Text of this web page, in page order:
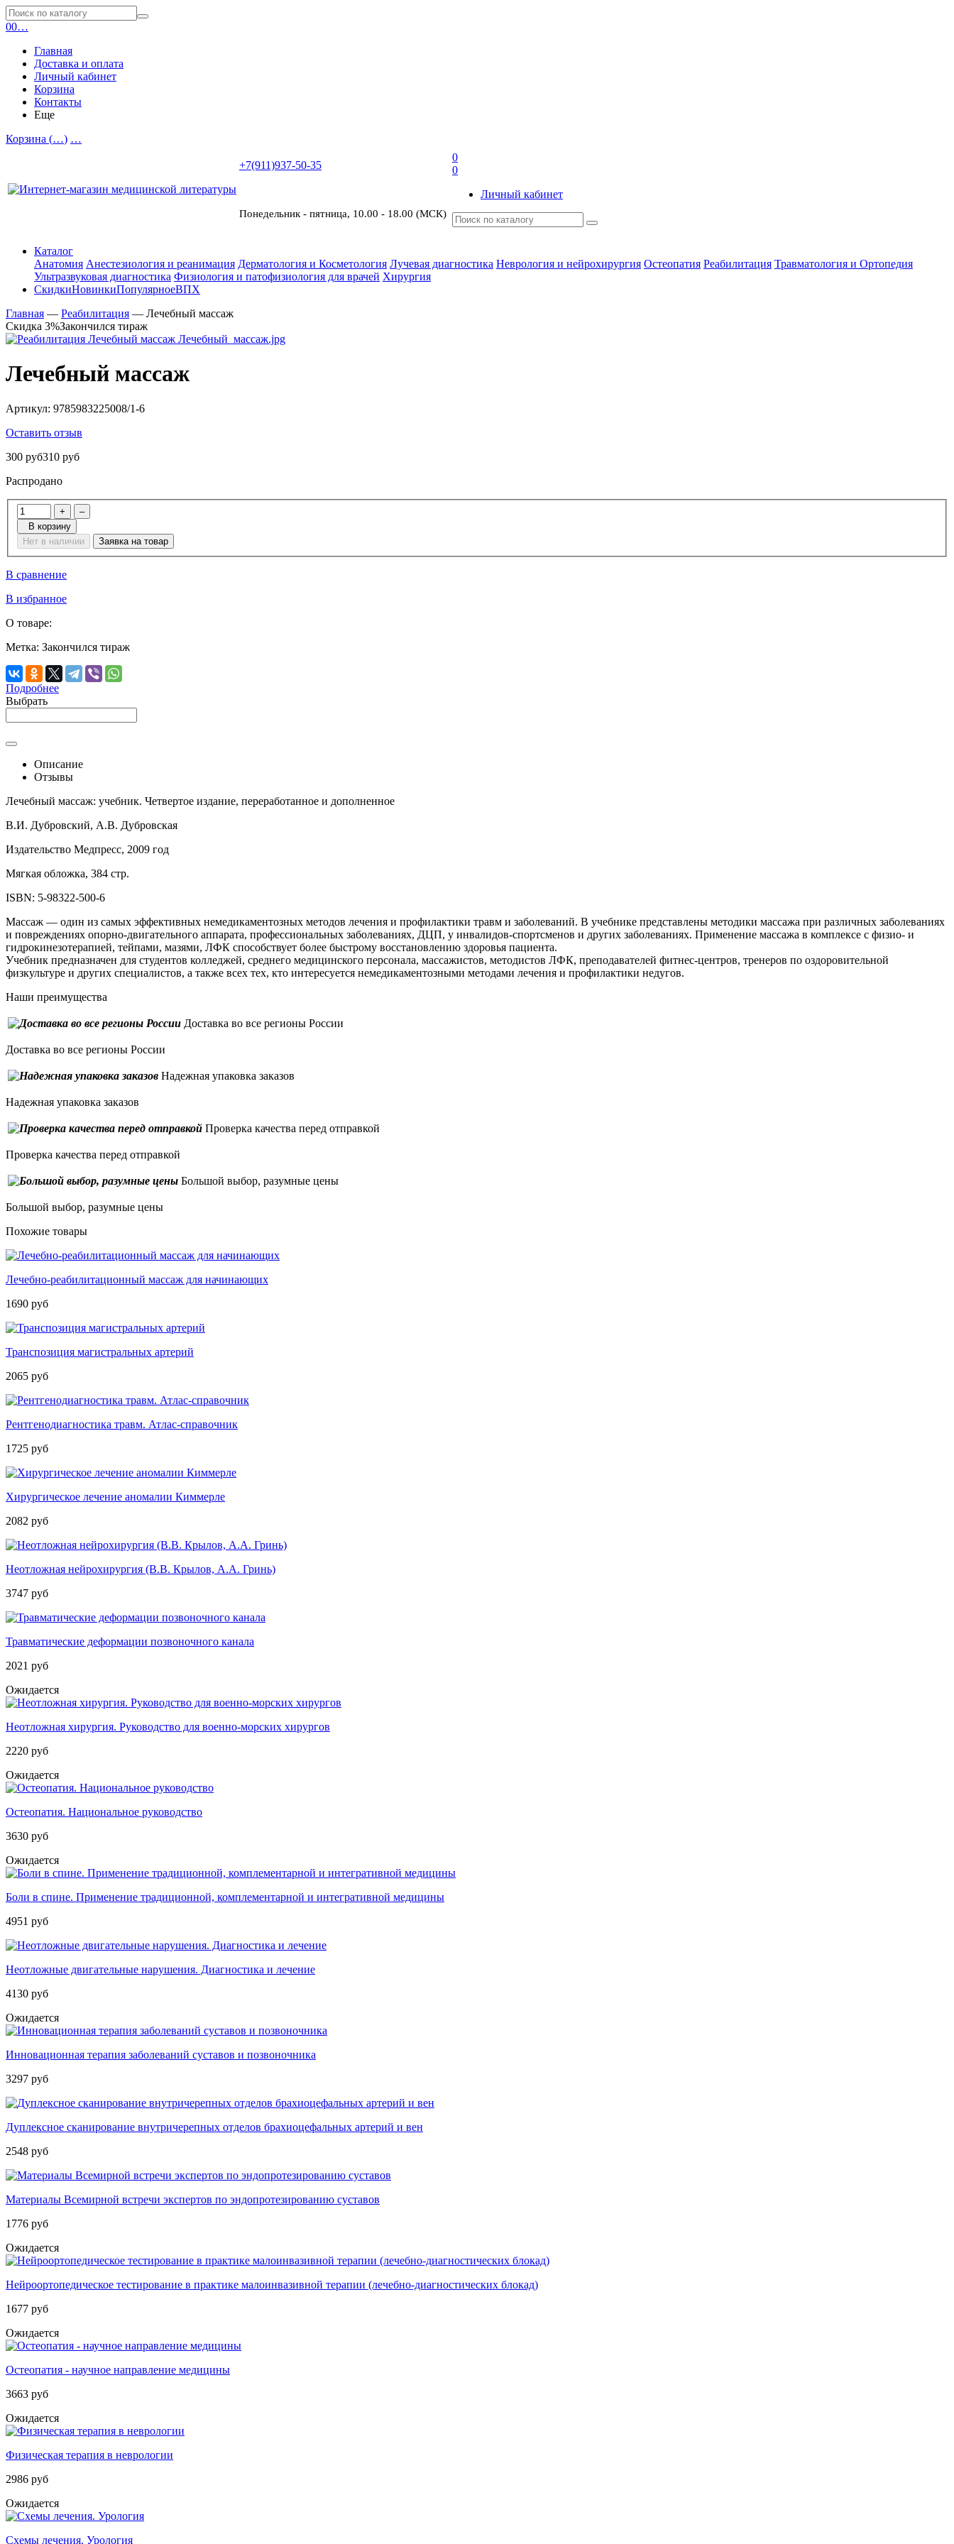
00…
Главная
Доставка и оплата
Личный кабинет
Корзина
Контакты
Еще
Корзина (…) …
+7(911)937-50-35
Понедельник - пятница, 10.00 - 18.00 (МСК)
0
0
Личный кабинет
Каталог
Анатомия Анестезиология и реанимация Дерматология и Косметология Лучевая диагностика Неврология и нейрохирургия Остеопатия Реабилитация Травматология и Ортопедия
Ультразвуковая диагностика Физиология и патофизиология для врачей Хирургия
СкидкиНовинкиПопулярноеВПХ
Главная — Реабилитация — Лечебный массаж
Скидка 3%Закончился тираж
Лечебный массаж
Артикул: 9785983225008/1-6
Оставить отзыв
300 руб310 руб
Распродано
+
–
В корзину
Нет в наличии
Заявка на товар
В сравнение
В избранное
О товаре:
Метка: Закончился тираж
Подробнее
Выбрать
Описание
Отзывы
Лечебный массаж: учебник. Четвертое издание, переработанное и дополненное
В.И. Дубровский, А.В. Дубровская
Издательство Медпресс, 2009 год
Мягкая обложка, 384 стр.
ISBN: 5-98322-500-6
Массаж — один из самых эффективных немедикаментозных методов лечения и профилактики травм и заболеваний. В учебнике представлены методики массажа при различных заболеваниях
и повреждениях опорно-двигательного аппарата, профессиональных заболеваниях, ДЦП, у инвалидов-спортсменов и других заболеваниях. Применение массажа в комплексе с физио- и
гидрокинезотерапией, тейпами, мазями, ЛФК способствует более быстрому восстановлению здоровья пациента.
Учебник предназначен для студентов колледжей, среднего медицинского персонала, массажистов, методистов ЛФК, преподавателей фитнес-центров, тренеров по оздоровительной
физкультуре и других специалистов, а также всех тех, кто интересуется немедикаментозными методами лечения и профилактики недугов.
Наши преимущества
Доставка во все регионы России
Доставка во все регионы России
Надежная упаковка заказов
Надежная упаковка заказов
Проверка качества перед отправкой
Проверка качества перед отправкой
Большой выбор, разумные цены
Большой выбор, разумные цены
Похожие товары
Лечебно-реабилитационный массаж для начинающих
1690 руб
Транспозиция магистральных артерий
2065 руб
Рентгенодиагностика травм. Атлас­-справочник
1725 руб
Хирургическое лечение аномалии Киммерле
2082 руб
Неотложная нейрохирургия (В.В. Крылов, А.А. Гринь)
3747 руб
Травматические деформации позвоночного канала
2021 руб
Ожидается
Неотложная хирургия. Руководство для военно-морских хирургов
2220 руб
Ожидается
Остеопатия. Национальное руководство
3630 руб
Ожидается
Боли в спине. Применение традиционной, комплементарной и интегративной медицины
4951 руб
Неотложные двигательные нарушения. Диагностика и лечение
4130 руб
Ожидается
Инновационная терапия заболеваний суставов и позвоночника
3297 руб
Дуплексное сканирование внутричерепных отделов брахиоцефальных артерий и вен
2548 руб
Материалы Всемирной встречи экспертов по эндопротезированию суставов
1776 руб
Ожидается
Нейроортопедическое тестирование в практике малоинвазивной терапии (лечебно-диагностических блокад)
1677 руб
Ожидается
Остеопатия - научное направление медицины
3663 руб
Ожидается
Физическая терапия в неврологии
2986 руб
Ожидается
Схемы лечения. Урология